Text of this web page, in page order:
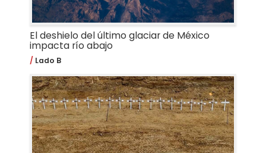
El deshielo del último glaciar de México
impacta río abajo
Lado B